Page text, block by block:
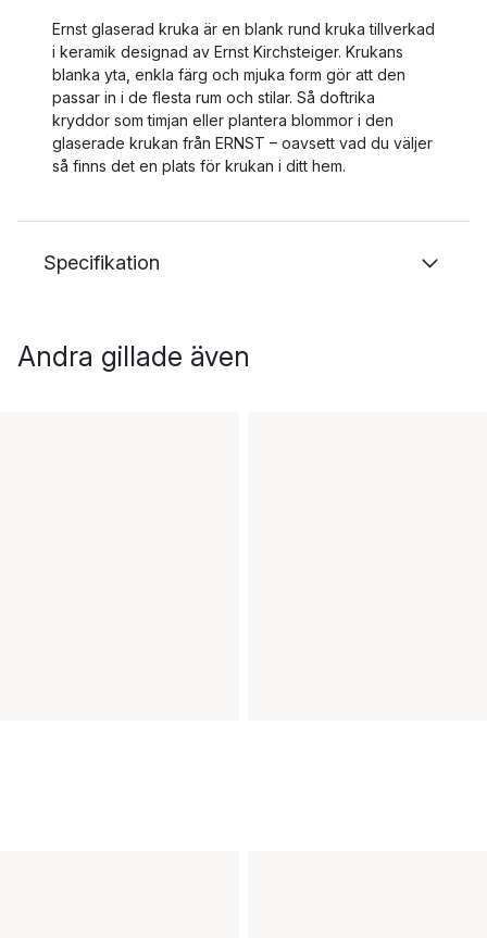
Ernst glaserad kruka är en blank rund kruka tillverkad
i keramik designad av Ernst Kirchsteiger. Krukans
blanka yta, enkla färg och mjuka form gör att den
passar in i de flesta rum och stilar. Så doftrika
kryddor som timjan eller plantera blommor i den
glaserade krukan från ERNST – oavsett vad du väljer
så finns det en plats för krukan i ditt hem.
Specifikation
Andra gillade även